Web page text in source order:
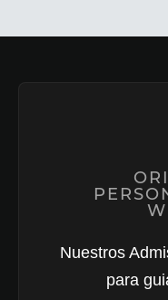
Nuestros
para